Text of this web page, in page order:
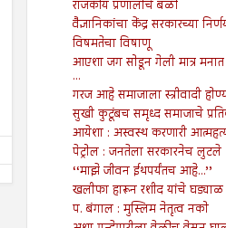
तरुण नेतृत्वाचा अभाव अमेरिकेच्या
अधोगतीस कारणीभूत ठरू शकतो?
8/9/2024
राजकीय प्रणालीचे बळी
वैज्ञानिकांचा केंद्र सरकारच्या
विषमतेचा विषाणू
आएशा जग सोडून गेली मात्र मनात
...
गरज आहे समाजाला स्त्रीवादी
सुखी कुटूंबच समृध्द समाजाचे
आयेशा : अस्वस्थ करणारी
पेट्रोल : जनतेला सरकारनेच लुटले
‘‘माझे जीवन ईथपर्यंतच आहे...’’
खलीफा हारून रशीद यांचे घड्याळ
प. बंगाल : मुस्लिम नेतृत्व नको